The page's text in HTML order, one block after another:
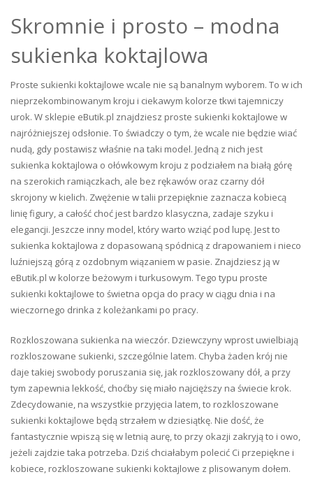
Skromnie i prosto – modna
sukienka koktajlowa
Proste sukienki koktajlowe wcale nie są banalnym wyborem. To w ich
nieprzekombinowanym kroju i ciekawym kolorze tkwi tajemniczy
urok. W sklepie eButik.pl znajdziesz proste sukienki koktajlowe w
najróżniejszej odsłonie. To świadczy o tym, że wcale nie będzie wiać
nudą, gdy postawisz właśnie na taki model. Jedną z nich jest
sukienka koktajlowa o ołówkowym kroju z podziałem na białą górę
na szerokich ramiączkach, ale bez rękawów oraz czarny dół
skrojony w kielich. Zwężenie w talii przepięknie zaznacza kobiecą
linię figury, a całość choć jest bardzo klasyczna, zadaje szyku i
elegancji. Jeszcze inny model, który warto wziąć pod lupę. Jest to
sukienka koktajlowa z dopasowaną spódnicą z drapowaniem i nieco
luźniejszą górą z ozdobnym wiązaniem w pasie. Znajdziesz ją w
eButik.pl w kolorze beżowym i turkusowym. Tego typu proste
sukienki koktajlowe to świetna opcja do pracy w ciągu dnia i na
wieczornego drinka z koleżankami po pracy.
Rozkloszowana sukienka na wieczór. Dziewczyny wprost uwielbiają
rozkloszowane sukienki, szczególnie latem. Chyba żaden krój nie
daje takiej swobody poruszania się, jak rozkloszowany dół, a przy
tym zapewnia lekkość, choćby się miało najcięższy na świecie krok.
Zdecydowanie, na wszystkie przyjęcia latem, to rozkloszowane
sukienki koktajlowe będą strzałem w dziesiątkę. Nie dość, że
fantastycznie wpiszą się w letnią aurę, to przy okazji zakryją to i owo,
jeżeli zajdzie taka potrzeba. Dziś chciałabym polecić Ci przepiękne i
kobiece, rozkloszowane sukienki koktajlowe z plisowanym dołem.